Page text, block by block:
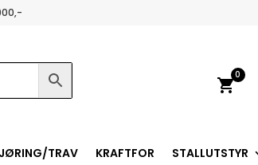
shopping_cart
0
TRAV KRAFTFOR
STALLUTSTYR